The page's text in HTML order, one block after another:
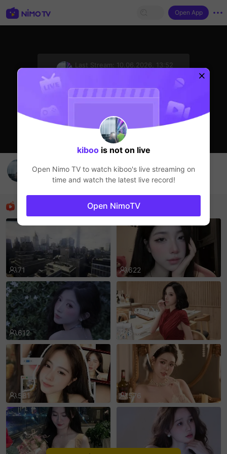
Open App
Last Stream:
10.06.2026, 13:52
kiboo
Прямые трансляции
Рекомендованные стримеры
71 622
612 610
581 576
kiboois not on live
Open Nimo TV to watch kiboo's live streaming on
time and watch the latest live record!
Open NimoTV
sentinelEnd